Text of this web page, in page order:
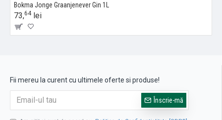
Bokma Jonge Graanjenever Gin 1L
73,64lei
Fii mereu la curent cu ultimele oferte si produse!
Înscrie-mă